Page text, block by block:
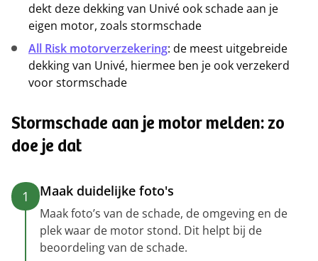
dekt deze dekking van Univé ook schade aan je
eigen motor, zoals stormschade
All Risk motorverzekering: de meest uitgebreide
dekking van Univé, hiermee ben je ook verzekerd
voor stormschade
Stormschade aan je motor melden: zo
doe je dat
1 Maak duidelijke foto's
Maak foto’s van de schade, de omgeving en de
plek waar de motor stond. Dit helpt bij de
beoordeling van de schade.